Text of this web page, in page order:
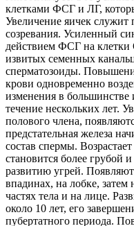
клетками ФСГ и ЛГ,
Увеличение яичек
созревания. Усиленный
действием ФСГ на клетки
извитых семенных
сперматозоиды.
крови одновременно
изменения в большинстве
течение нескольких лет.
полового члена,
предстательная железа
состав спермы.
становится более грубой
развитию угрей.
впадинах, на лобке, затем
частях тела и на лице.
около 10 лет, его
пубертатного периода.